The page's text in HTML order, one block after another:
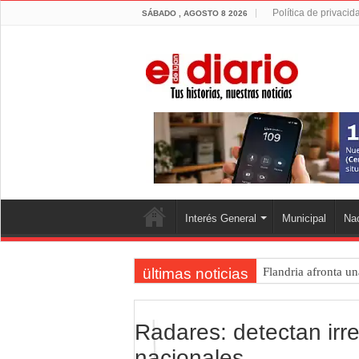
SÁBADO , AGOSTO 8 2026 Política de
Interés General Municipal
ültimas noticias Flandria afronta
Crimen en el
Actividades en
Radares: detectan